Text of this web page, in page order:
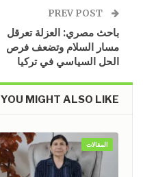
باحث مصري: العزلة تعرقل
مسار السلام وتضعف فرص
الحل السياسي في تركيا
YOU MIGHT ALSO LIKE
المقالات